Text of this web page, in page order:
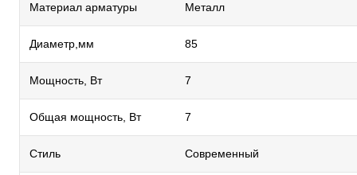
Материал арматуры Металл
Диаметр,мм 85
Мощность, Вт 7
Общая мощность, Вт 7
Стиль Современный